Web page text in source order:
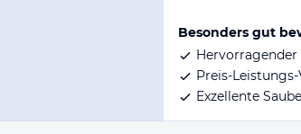
Besonders gut
Hervorragender
Preis-
Exzellente